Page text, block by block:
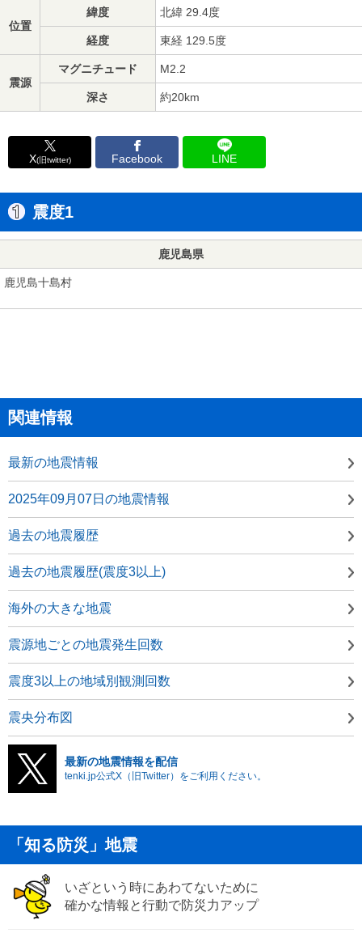
位置
緯度 北緯 29.4度
経度 東経 129.5度
震源
マグニチュード M2.2
深さ 約20km
X(旧twitter) Facebook LINE
震度1
鹿児島県
鹿児島十島村
関連情報
最新の地震情報
2025年09月07日の地震情報
過去の地震履歴
過去の地震履歴(震度3以上)
海外の大きな地震
震源地ごとの地震発生回数
震度3以上の地域別観測回数
震央分布図
最新の地震情報を配信
tenki.jp公式X（旧Twitter）をご利用ください。
「知る防災」地震
いざという時にあわてないために
確かな情報と行動で防災力アップ